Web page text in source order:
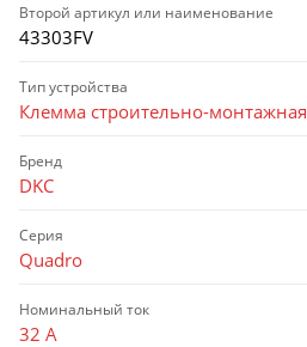
Второй артикул или наименование
43303FV
Тип устройства
Клемма строительно-монтажная
Бренд
DKC
Серия
Quadro
Номинальный ток
32 А